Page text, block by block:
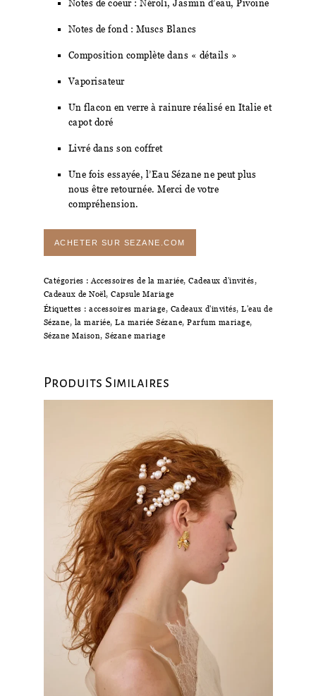
Notes de coeur : Néroli, Jasmin d’eau, Pivoine
Notes de fond : Muscs Blancs
Composition complète dans « détails »
Vaporisateur
Un flacon en verre à rainure réalisé en Italie et
capot doré
Livré dans son coffret
Une fois essayée, l’Eau Sézane ne peut plus
nous être retournée. Merci de votre
compréhension.
ACHETER SUR SEZANE.COM
Catégories :Accessoires de la mariée, Cadeaux d'invités,
Cadeaux de Noël, Capsule Mariage
Étiquettes : accessoires mariage, Cadeaux d'invités, L'eau de
Sézane, la mariée, La mariée Sézane, Parfum mariage,
Sézane Maison, Sézane mariage
Produits Similaires